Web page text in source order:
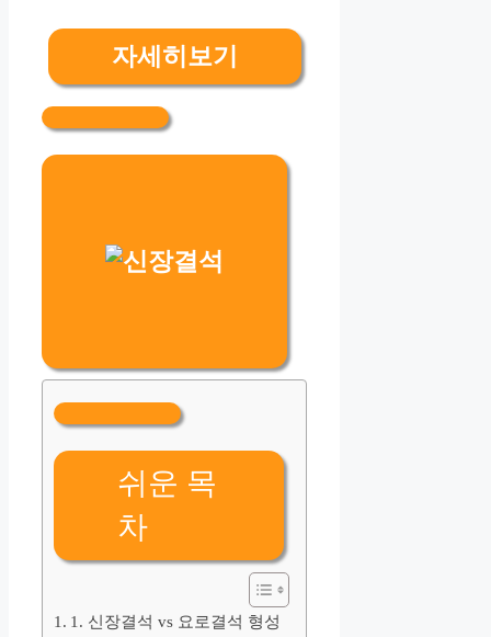
자세히보기
쉬운 목
차
1. 신장결석 vs 요로결석 형성